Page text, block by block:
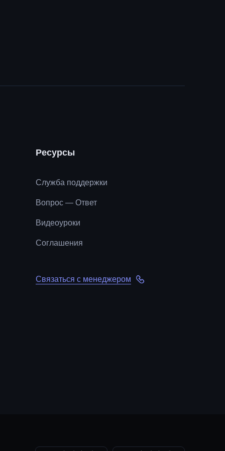
Ресурсы
Служба поддержки
Вопрос — Ответ
Видеоуроки
Соглашения
Связаться с менеджером